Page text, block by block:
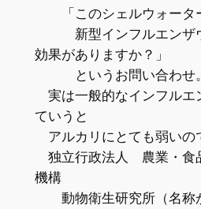
「このシェルウォータ
新型インフルエンザウ
効果がありますか？」
というお問い合わせ。
実は一般的なインフルエ
ていうと
アルカリにとても弱いの
独立行政法人 農業・食
機構
動物衛生研究所（名称